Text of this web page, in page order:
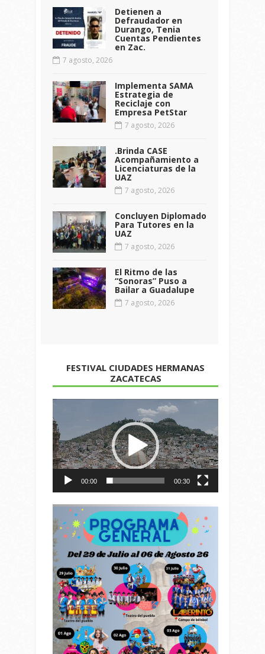
Detienen a
Defraudador en
Durango, Tenia
Cuentas Pendientes
en Zac.
7 agosto, 2026
Implementa SAMA
Estrategia de
Reciclaje con
Empresa PetStar
7 agosto, 2026
.Brinda CASE
Acompañamiento a
Licenciaturas de la
UAZ
7 agosto, 2026
Concluyen Diplomado
Para Tutores en la
UAZ
7 agosto, 2026
El Ritmo de las
“Sonoras” Puso a
Bailar a Guadalupe
7 agosto, 2026
FESTIVAL CIUDADES HERMANAS
ZACATECAS
de
vídeo
00:00 00:30